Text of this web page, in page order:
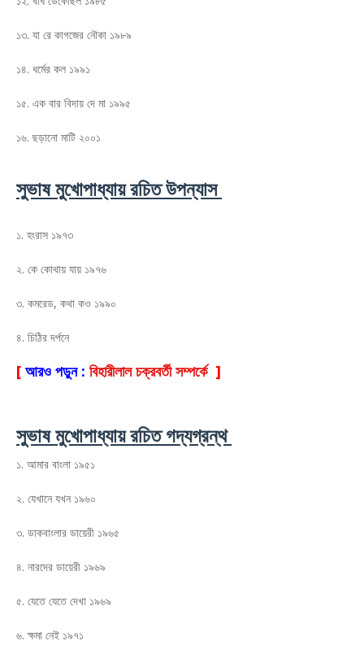
১৩. যা রে কাগজের নৌকা ১৯৮৯
১৪. ধর্মের কল ১৯৯১
১৫. এক বার বিদায় দে মা ১৯৯৫
১৬. ছড়ানো মাটি ২০০১
সুভাষ মুখোপাধ্যায় রচিত উপন্যাস
১. হংরাস ১৯৭৩
২. কে কোথায় যায় ১৯৭৬
৩. কমরেড, কথা কও ১৯৯০
৪. চিঠির দর্পনে
[ আরও পড়ুন : বিহারীলাল চক্রবর্তী সম্পর্কে ]
সুভাষ মুখোপাধ্যায় রচিত গদ্যগ্রন্থ
১. আমার বাংলা ১৯৫১
২. যেখানে যখন ১৯৬০
৩. ডাকবাংলার ডায়েরী ১৯৬৫
৪. নারদের ডায়েরী ১৯৬৯
৫. যেতে যেতে দেখা ১৯৬৯
৬. ক্ষমা নেই ১৯৭১